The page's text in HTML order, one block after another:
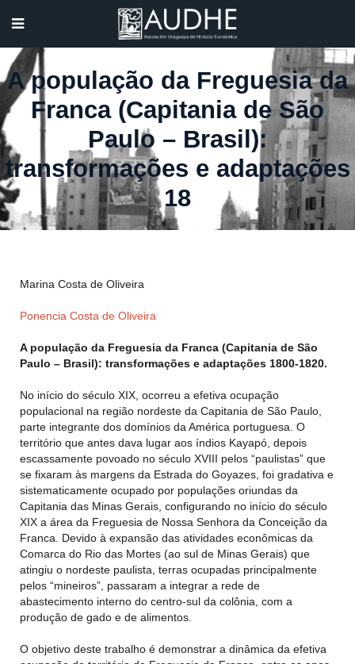
A população da Freguesia da
Franca (Capitania de São
Paulo – Brasil):
transformações e adaptações
18
Marina Costa de Oliveira
Ponencia Costa de Oliveira
A população da Freguesia da Franca (Capitania de São
Paulo – Brasil): transformações e adaptações 1800-1820.
No início do século XIX, ocorreu a efetiva ocupação
populacional na região nordeste da Capitania de São Paulo,
parte integrante dos domínios da América portuguesa. O
território que antes dava lugar aos índios Kayapó, depois
escassamente povoado no século XVIII pelos “paulistas” que
se fixaram às margens da Estrada do Goyazes, foi gradativa e
sistematicamente ocupado por populações oriundas da
Capitania das Minas Gerais, configurando no início do século
XIX a área da Freguesia de Nossa Senhora da Conceição da
Franca. Devido à expansão das atividades econômicas da
Comarca do Rio das Mortes (ao sul de Minas Gerais) que
atingiu o nordeste paulista, terras ocupadas principalmente
pelos “mineiros”, passaram a integrar a rede de
abastecimento interno do centro-sul da colônia, com a
produção de gado e de alimentos.
O objetivo deste trabalho é demonstrar a dinâmica da efetiva